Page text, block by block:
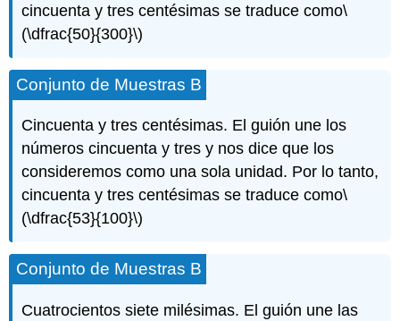
cincuenta y tres centésimas se traduce como\
(\dfrac{50}{300}\)
Conjunto de Muestras B
Cincuenta y tres centésimas. El guión une los
números cincuenta y tres y nos dice que los
consideremos como una sola unidad. Por lo tanto,
cincuenta y tres centésimas se traduce como\
(\dfrac{53}{100}\)
Conjunto de Muestras B
Cuatrocientos siete milésimas. El guión une las